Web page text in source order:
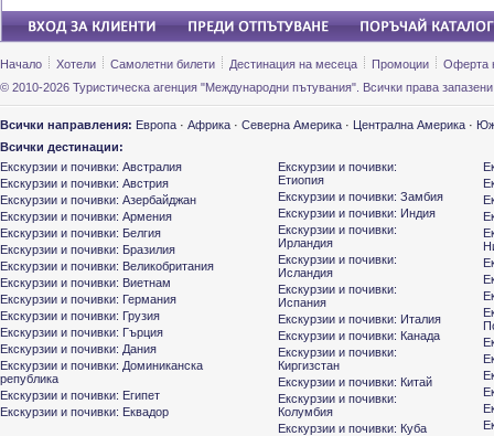
Начало Хотели Самолетни билети Дестинация на месеца Промоции
Оферта
© 2010-2026 Туристическа агенция "Международни пътувания". Всички права
Всички направления: Европа · Африка · Северна Америка · Централна Америка ·
Всички дестинации:
Екскурзии и почивки: Австралия
Екскурзии и почивки: Австрия
Екскурзии и почивки: Азербайджан
Екскурзии и почивки: Армения
Екскурзии и почивки: Белгия
Екскурзии и почивки: Бразилия
Екскурзии и почивки: Великобритания
Екскурзии и почивки: Виетнам
Екскурзии и почивки: Германия
Екскурзии и почивки: Грузия
Екскурзии и почивки: Гърция
Екскурзии и почивки: Дания
Екскурзии и почивки: Доминиканска
република
Екскурзии и почивки: Египет
Екскурзии и почивки: Еквадор
Екскурзии и почивки:
Етиопия
Екскурзии и почивки: Замбия
Екскурзии и почивки: Индия
Екскурзии и почивки:
Ирландия
Екскурзии и почивки:
Исландия
Екскурзии и почивки:
Испания
Екскурзии и почивки: Италия
Екскурзии и почивки: Канада
Екскурзии и почивки:
Киргизстан
Екскурзии и почивки: Китай
Екскурзии и почивки:
Колумбия
Екскурзии и почивки: Куба